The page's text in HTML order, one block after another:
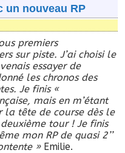
un nouveau RP
premiers
sur piste. J’ai choisi le
essayer de
les chronos des
Je finis «
mais en m’étant
la tête de course dès le
tour ! Je finis
mon RP de quasi 2’’
» Emilie.